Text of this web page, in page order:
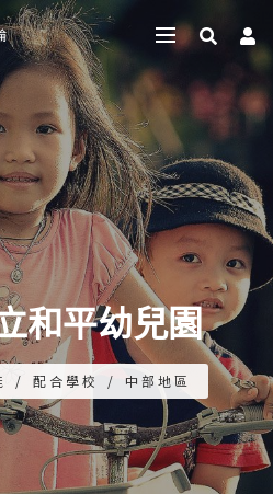
和平幼兒園
/ 配合學校 / 中部地區